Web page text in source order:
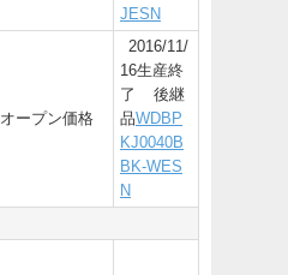
JESN
オープン価格
2016/11/
16生産終
了 後継
品WDBP
KJ0040B
BK-WES
N